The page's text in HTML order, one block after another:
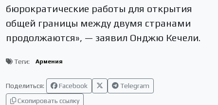
бюрократические работы для открытия
общей границы между двумя странами
продолжаются», — заявил Онджю Кечели.
Теги: Армения
Поделиться: Facebook
Telegram
Скопировать ссылку